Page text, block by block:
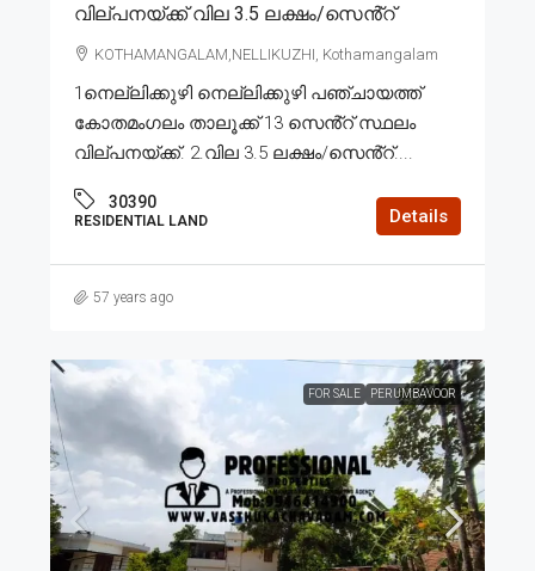
വില്പനയ്ക്ക് വില 3.5 ലക്ഷം/സെൻ്റ്
KOTHAMANGALAM,NELLIKUZHI, Kothamangalam
1നെല്ലിക്കുഴി നെല്ലിക്കുഴി പഞ്ചായത്ത്
കോതമംഗലം താലൂക്ക് 13 സെൻ്റ് സ്ഥലം
വില്പനയ്ക്ക്. 2.വില 3.5 ലക്ഷം/സെൻ്റ്....
30390
RESIDENTIAL LAND Details
57 years ago
FOR SALE PERUMBAVOOR